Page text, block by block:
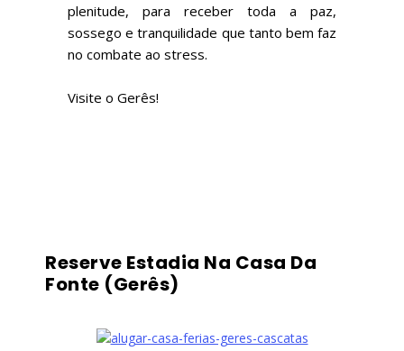
plenitude, para receber toda a paz,
sossego e tranquilidade que tanto bem faz
no combate ao stress.
Visite o Gerês!
Reserve Estadia Na Casa Da
Fonte (Gerês)